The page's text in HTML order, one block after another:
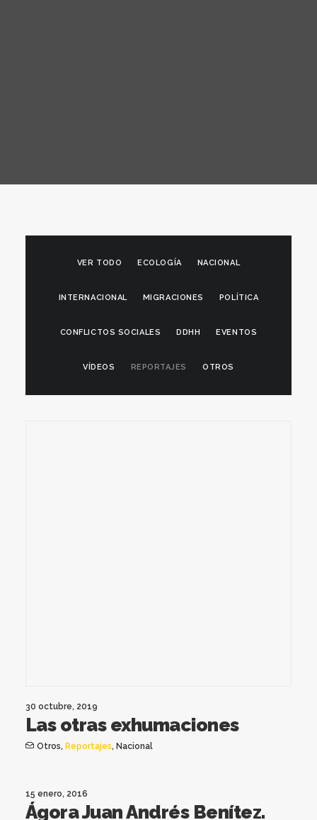
VER TODO ECOLOGÍA NACIONAL
INTERNACIONAL MIGRACIONES POLÍTICA
CONFLICTOS SOCIALES DDHH EVENTOS
VÍDEOS REPORTAJES OTROS
30 octubre, 2019
Las otras exhumaciones
Otros, Reportajes, Nacional
15 enero, 2016
Ágora Juan Andrés Benítez.